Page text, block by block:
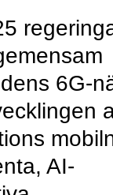
6G-
AI-